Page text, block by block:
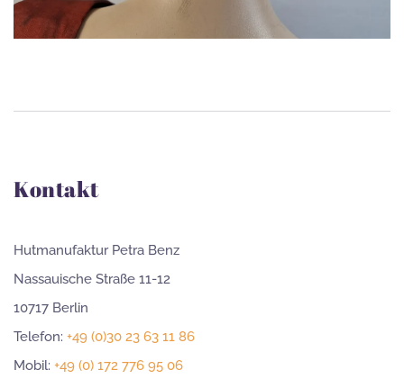
Kontakt
Hutmanufaktur Petra Benz
Nassauische Straße 11-12
10717 Berlin
Telefon: +49 (0)30 23 63 11 86
Mobil: +49 (0) 172 776 95 06